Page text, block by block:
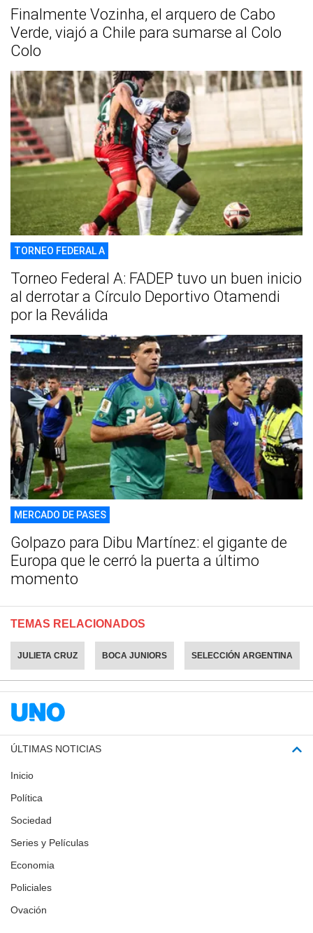
Finalmente Vozinha, el arquero de Cabo
Verde, viajó a Chile para sumarse al Colo
Colo
TORNEO FEDERAL A
Torneo Federal A: FADEP tuvo un buen inicio
al derrotar a Círculo Deportivo Otamendi
por la Reválida
MERCADO DE PASES
Golpazo para Dibu Martínez: el gigante de
Europa que le cerró la puerta a último
momento
TEMAS RELACIONADOS
JULIETA CRUZ BOCA JUNIORS SELECCIÓN ARGENTINA
ÚLTIMAS NOTICIAS
Inicio
Política
Sociedad
Series y Películas
Economia
Policiales
Ovación